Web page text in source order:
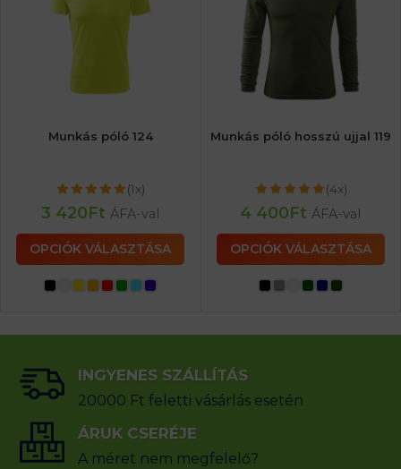
Munkás póló 124
(1x)
3 420Ft ÁFA-val
OPCIÓK VÁLASZTÁSA
Munkás póló hosszú ujjal 119
(4x)
4 400Ft ÁFA-val
OPCIÓK VÁLASZTÁSA
INGYENES SZÁLLÍTÁS
20000 Ft feletti vásárlás esetén
ÁRUK CSERÉJE
A méret nem megfelelő?